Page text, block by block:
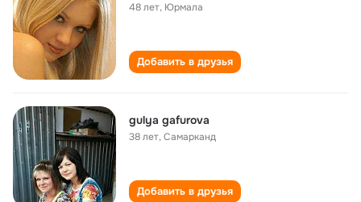
48 лет, Юрмала
Добавить в друзья
gulya gafurova
38 лет,Самарканд
Добавить в друзья